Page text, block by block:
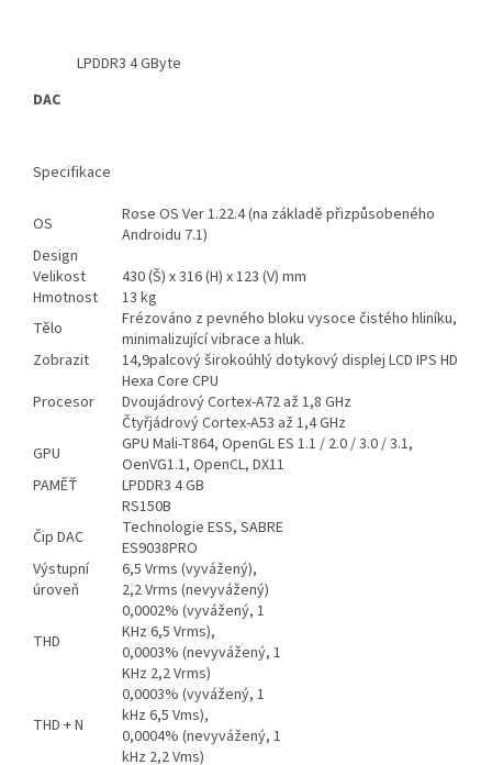
LPDDR3 4 GByte
DAC
Specifikace
OS
Rose OS Ver 1.22.4 (na základě přizpůsobeného
Androidu 7.1)
Design
Velikost
430 (Š) x 316 (H) x 123 (V) mm
Hmotnost
13 kg
Tělo
Frézováno z pevného bloku vysoce čistého hliníku,
minimalizující vibrace a hluk.
Zobrazit
14,9palcový širokoúhlý dotykový displej LCD IPS HD
Procesor
Hexa Core CPU
Dvoujádrový Cortex-A72 až 1,8 GHz
Čtyřjádrový Cortex-A53 až 1,4 GHz
GPU
GPU Mali-T864, OpenGL ES 1.1 / 2.0 / 3.0 / 3.1,
OenVG1.1, OpenCL, DX11
PAMĚŤ
LPDDR3 4 GB
RS150B
Čip DAC
Technologie ESS, SABRE
ES9038PRO
Výstupní
úroveň
6,5 Vrms (vyvážený),
2,2 Vrms (nevyvážený)
THD
0,0002% (vyvážený, 1
KHz 6,5 Vrms),
0,0003% (nevyvážený, 1
KHz 2,2 Vrms)
THD + N
0,0003% (vyvážený, 1
kHz 6,5 Vms),
0,0004% (nevyvážený, 1
kHz 2,2 Vms)